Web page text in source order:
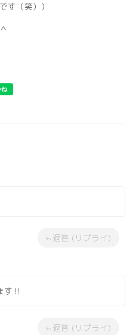
す（笑））
返答 (リプライ)
す‼︎
返答 (リプライ)